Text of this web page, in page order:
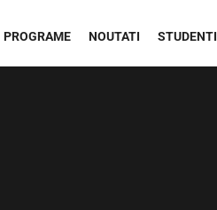
PROGRAME NOUTATI STUDENTI